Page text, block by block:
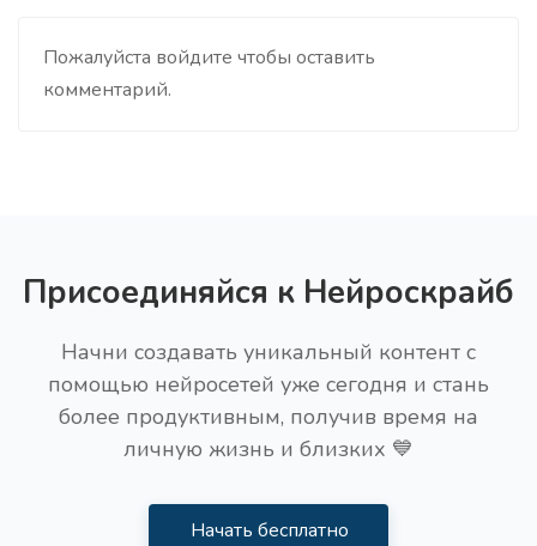
Пожалуйста войдите чтобы оставить
комментарий.
Присоединяйся к Нейроскрайб
Начни создавать уникальный контент с
помощью нейросетей уже сегодня и стань
более продуктивным, получив время на
личную жизнь и близких 💙
Начать бесплатно